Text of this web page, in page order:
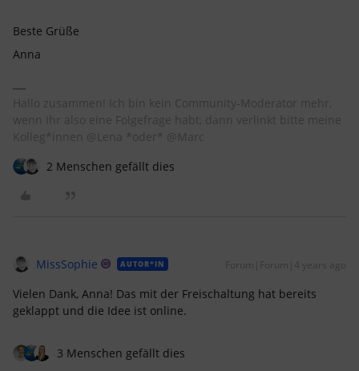
Beste Grüße
Anna
Hallo zusammen! Ich bin kein Community-Moderator mehr,
wenn Ihr also eine Folgefrage habt, dann verlinkt bitte meine
Kolleg*innen @Lena *oder* @Marc
2 Menschen gefällt dies
MissSophie AUTOR*IN Forum|Forum|4 years ago
Vielen Dank, Anna! Das mit der Freischaltung hat bereits
geklappt und die Idee ist online.
3 Menschen gefällt dies